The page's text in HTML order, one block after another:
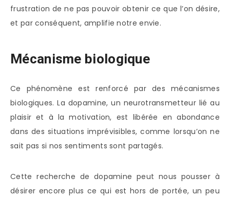
frustration de ne pas pouvoir obtenir ce que l’on désire,
et par conséquent, amplifie notre envie.
Mécanisme biologique
Ce phénomène est renforcé par des mécanismes
biologiques. La dopamine, un neurotransmetteur lié au
plaisir et à la motivation, est libérée en abondance
dans des situations imprévisibles, comme lorsqu’on ne
sait pas si nos sentiments sont partagés.
Cette recherche de dopamine peut nous pousser à
désirer encore plus ce qui est hors de portée, un peu